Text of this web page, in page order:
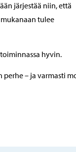
järjestää niin, että
tulee
hyvin.
– ja varmasti